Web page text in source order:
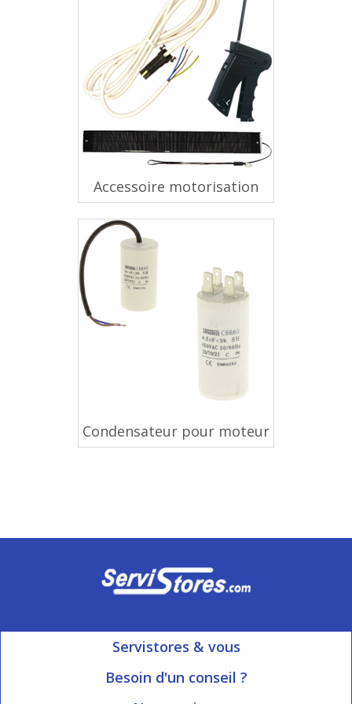
Accessoire motorisation
Condensateur pour moteur
Servistores & vous
Mon compte
Besoin d'un conseil ?